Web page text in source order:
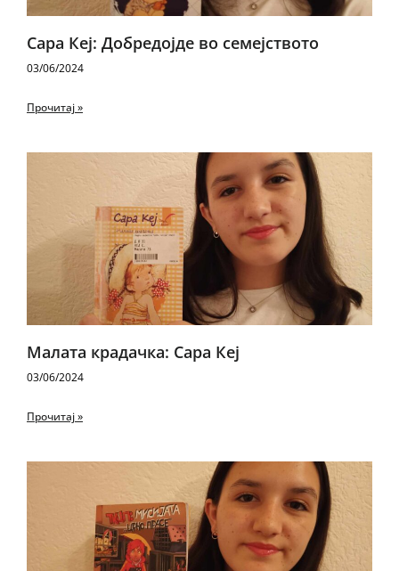
Сара Кеј: Добредојде во семејството
03/06/2024
Прочитај »
Малата крадачка: Сара Кеј
03/06/2024
Прочитај »